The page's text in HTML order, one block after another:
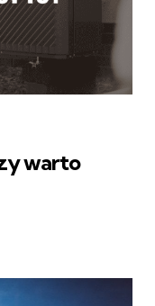
warto